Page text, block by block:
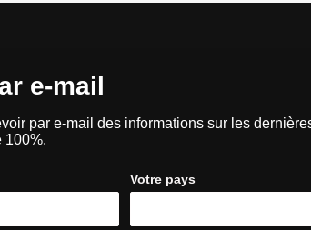
e-mail
par e-mail des informations sur les
100%.
Votre pays